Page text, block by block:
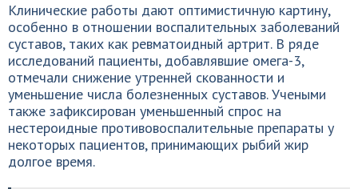
Клинические работы дают оптимистичную картину,
особенно в отношении воспалительных заболеваний
суставов, таких как ревматоидный артрит. В ряде
исследований пациенты, добавлявшие омега-3,
отмечали снижение утренней скованности и
уменьшение числа болезненных суставов. Учеными
также зафиксирован уменьшенный спрос на
нестероидные противовоспалительные препараты у
некоторых пациентов, принимающих рыбий жир
долгое время.